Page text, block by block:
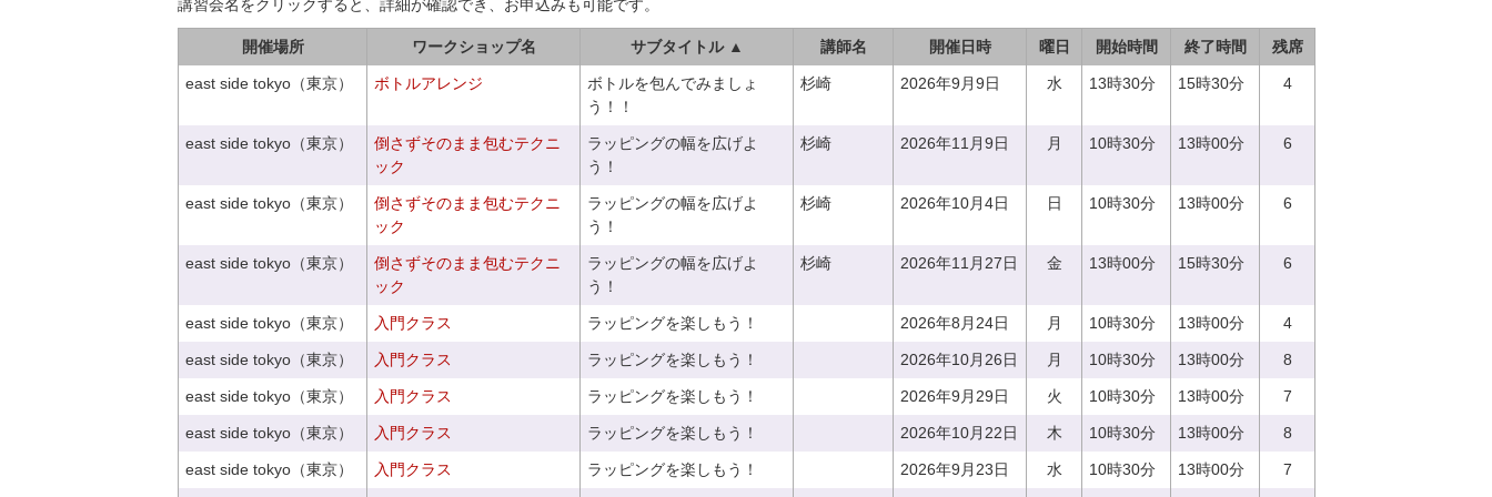
講習会名をクリックすると、詳細が確認でき、お申込みも可能です。
開催場所 ワークショップ名 サブタイトル ▲ 講師名 開催日時 曜日 開始時間 終了時間 残席
east side tokyo（東京） ボトルアレンジ
ボトルを包んでみましょ
う！！
杉崎 2026年9月9日 水 13時30分 15時30分 4
east side tokyo（東京）
倒さずそのまま包むテクニ
ック
ラッピングの幅を広げよ
う！
杉崎 2026年11月9日 月 10時30分 13時00分 6
east side tokyo（東京）
倒さずそのまま包むテクニ
ック
ラッピングの幅を広げよ
う！
杉崎 2026年10月4日 日 10時30分 13時00分 6
east side tokyo（東京）
倒さずそのまま包むテクニ
ック
ラッピングの幅を広げよ
う！
杉崎 2026年11月27日 金 13時00分 15時30分 6
east side tokyo（東京） 入門クラス ラッピングを楽しもう！ 2026年8月24日 月 10時30分 13時00分 4
east side tokyo（東京） 入門クラス ラッピングを楽しもう！ 2026年10月26日 月 10時30分 13時00分 8
east side tokyo（東京） 入門クラス ラッピングを楽しもう！ 2026年9月29日 火 10時30分 13時00分 7
east side tokyo（東京） 入門クラス ラッピングを楽しもう！ 2026年10月22日 木 10時30分 13時00分 8
east side tokyo（東京） 入門クラス ラッピングを楽しもう！ 2026年9月23日 水 10時30分 13時00分 7